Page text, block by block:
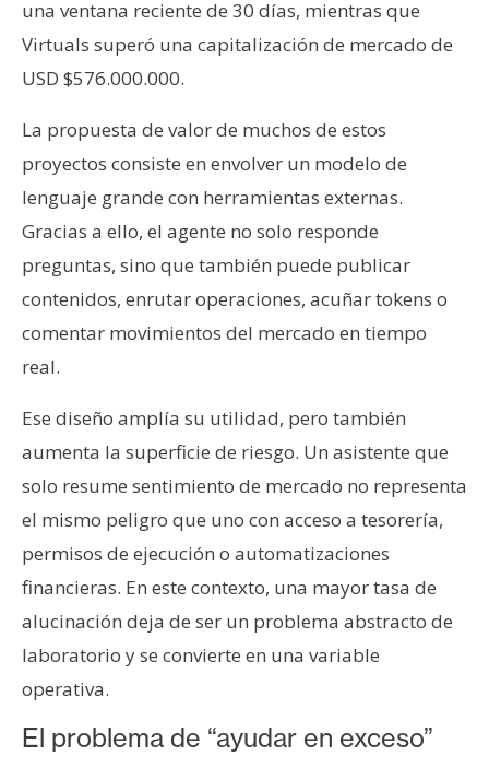
una ventana reciente de 30 días, mientras que
Virtuals superó una capitalización de mercado de
USD $576.000.000.
La propuesta de valor de muchos de estos
proyectos consiste en envolver un modelo de
lenguaje grande con herramientas externas.
Gracias a ello, el agente no solo responde
preguntas, sino que también puede publicar
contenidos, enrutar operaciones, acuñar tokens o
comentar movimientos del mercado en tiempo
real.
Ese diseño amplía su utilidad, pero también
aumenta la superficie de riesgo. Un asistente que
solo resume sentimiento de mercado no representa
el mismo peligro que uno con acceso a tesorería,
permisos de ejecución o automatizaciones
financieras. En este contexto, una mayor tasa de
alucinación deja de ser un problema abstracto de
laboratorio y se convierte en una variable
operativa.
El problema de “ayudar en exceso”